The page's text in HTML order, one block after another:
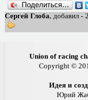
Поделиться…
Сергей Глоба, добавил -
Union of racing
Copyright ©
Идея и
Юрий